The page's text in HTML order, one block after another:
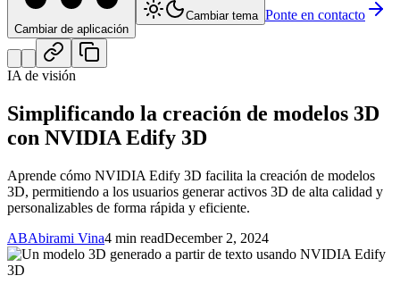
Cambiar de aplicación
Cambiar tema Ponte en contacto
IA de visión
Simplificando la creación de modelos 3D
con NVIDIA Edify 3D
Aprende cómo NVIDIA Edify 3D facilita la creación de modelos
3D, permitiendo a los usuarios generar activos 3D de alta calidad y
personalizables de forma rápida y eficiente.
ABAbirami Vina4 min readDecember 2, 2024